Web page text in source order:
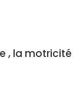
, la motricité